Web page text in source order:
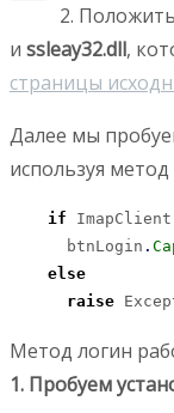
2.
и ssleay32.dll,
страницы
Далее мы
используя
if ImapClient
btnLogin .
else
raise
Метод логин
1. Пробуем